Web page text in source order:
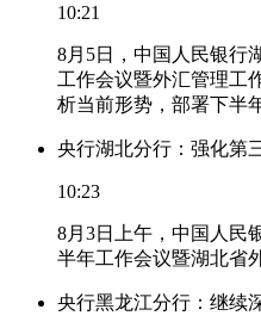
10:21
8月5日，中国人民银行
工作会议暨外汇管理工
析当前形势，部署下半
央行湖北分行：强化第
10:23
8月3日上午，中国人民
半年工作会议暨湖北省
央行黑龙江分行：继续